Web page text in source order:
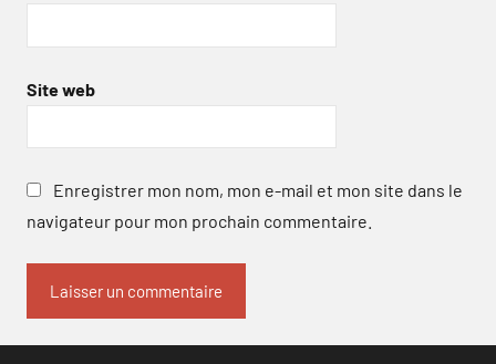
Site web
Enregistrer mon nom, mon e-mail et mon site dans le
navigateur pour mon prochain commentaire.